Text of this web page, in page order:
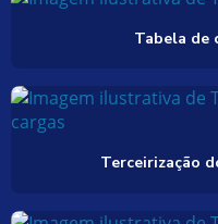
Tabela de
Terceirização